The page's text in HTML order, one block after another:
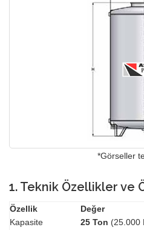
*Görseller
1. Teknik Özellikler ve
Özellik
Değer
Kapasite
25 Ton (25.000